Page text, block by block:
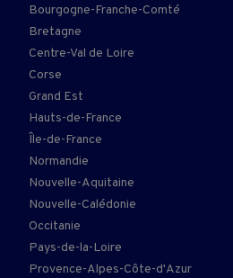
Bourgogne-Franche-Comté
Bretagne
Centre-Val de Loire
Corse
Grand Est
Hauts-de-France
Île-de-France
Normandie
Nouvelle-Aquitaine
Nouvelle-Calédonie
Occitanie
Pays-de-la-Loire
Provence-Alpes-Côte-d'Azur